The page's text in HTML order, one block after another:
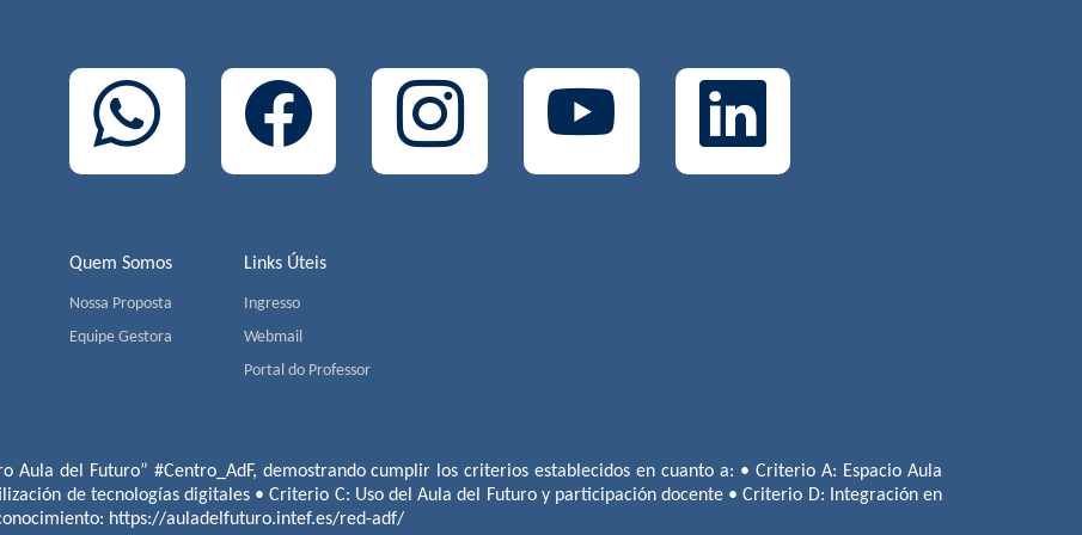
Quem Somos
Nossa Proposta
Equipe Gestora
Links Úteis
Ingresso
Webmail
Portal do Professor
Aula del Futuro” #Centro_AdF, demostrando cumplir los criterios establecidos en cuanto a: • Criterio A: Espacio Aula
de tecnologías digitales • Criterio C: Uso del Aula del Futuro y participación docente • Criterio D: Integración en
https://auladelfuturo.intef.es/red-adf/